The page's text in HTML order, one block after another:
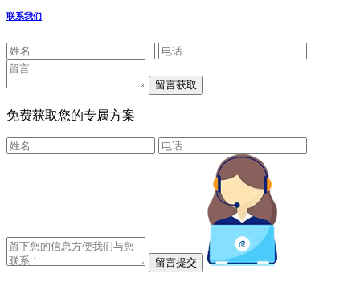
联系我们
免费获取您的专属方案